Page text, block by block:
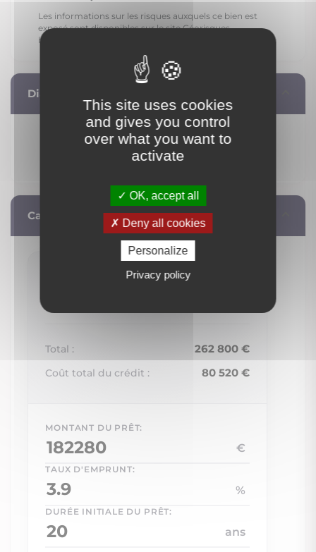
Les informations sur les risques auxquels ce bien est
exposé sont disponibles sur le site Géorisques.
https://www.georisques.gouv.fr
Diagnostic de performance énergétique
Non soumis au DPE
Calculez vos mensualités
MONTANT DU PRÊT:
€
TAUX D'EMPRUNT:
%
DURÉE INITIALE DU PRÊT:
ans
Total : 262 800 €
Coût total du crédit : 80 520 €
This site uses cookies
and gives you control
over what you want to
activate
OK, accept all
Deny all cookies
Personalize
Privacy policy